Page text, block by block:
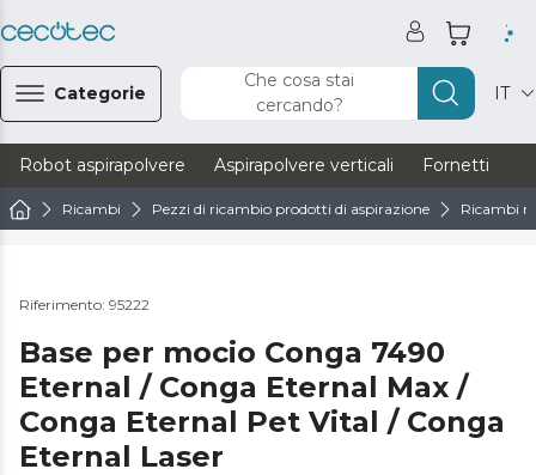
Categorie
Che cosa stai
cercando?
IT
Robot aspirapolvere Aspirapolvere verticali Fornetti
Ricambi Pezzi di ricambio prodotti di aspirazione Ricambi
Riferimento: 95222
Base per mocio Conga 7490
Eternal / Conga Eternal Max /
Conga Eternal Pet Vital / Conga
Eternal Laser